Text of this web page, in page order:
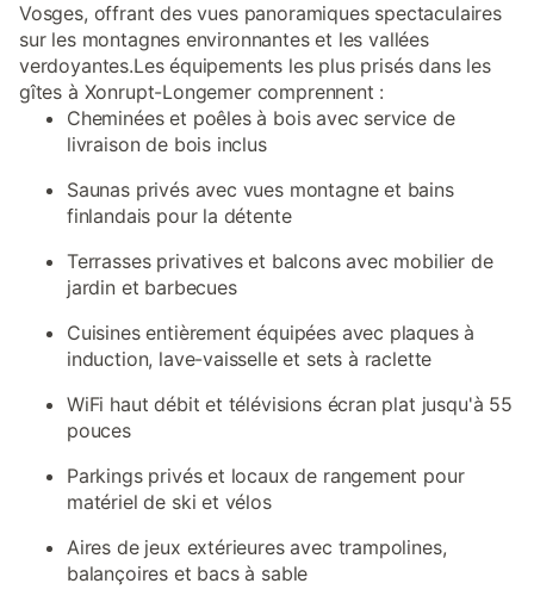
Vosges, offrant des vues panoramiques spectaculaires
sur les montagnes environnantes et les vallées
verdoyantes.Les équipements les plus prisés dans les
gîtes à Xonrupt-Longemer comprennent :
Cheminées et poêles à bois avec service de
livraison de bois inclus
Saunas privés avec vues montagne et bains
finlandais pour la détente
Terrasses privatives et balcons avec mobilier de
jardin et barbecues
Cuisines entièrement équipées avec plaques à
induction, lave-vaisselle et sets à raclette
WiFi haut débit et télévisions écran plat jusqu'à 55
pouces
Parkings privés et locaux de rangement pour
matériel de ski et vélos
Aires de jeux extérieures avec trampolines,
balançoires et bacs à sable